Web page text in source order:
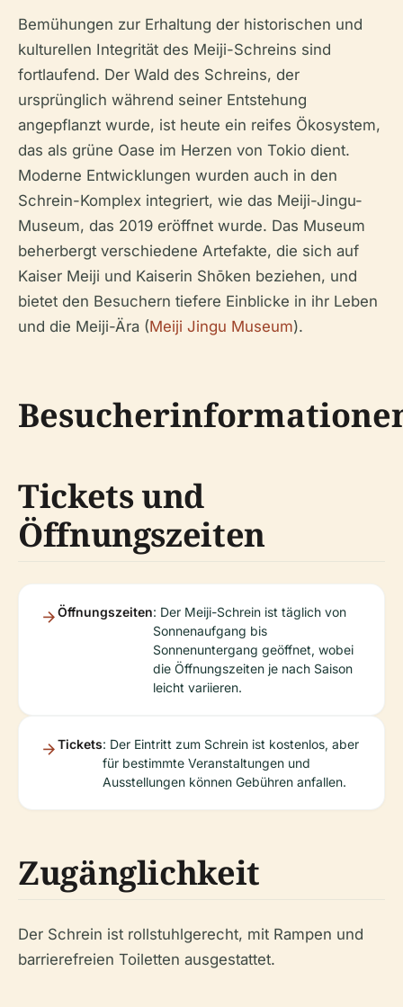
Bemühungen zur Erhaltung der historischen und
kulturellen Integrität des Meiji-Schreins sind
fortlaufend. Der Wald des Schreins, der
ursprünglich während seiner Entstehung
angepflanzt wurde, ist heute ein reifes Ökosystem,
das als grüne Oase im Herzen von Tokio dient.
Moderne Entwicklungen wurden auch in den
Schrein-Komplex integriert, wie das Meiji-Jingu-
Museum, das 2019 eröffnet wurde. Das Museum
beherbergt verschiedene Artefakte, die sich auf
Kaiser Meiji und Kaiserin Shōken beziehen, und
bietet den Besuchern tiefere Einblicke in ihr Leben
und die Meiji-Ära (Meiji Jingu Museum).
Tickets und
Öffnungszeiten
Öffnungszeiten: Der Meiji-Schrein ist täglich von
Sonnenaufgang bis
Sonnenuntergang geöffnet, wobei
die Öffnungszeiten je nach Saison
leicht variieren.
Tickets: Der Eintritt zum Schrein ist kostenlos, aber
für bestimmte Veranstaltungen und
Ausstellungen können Gebühren anfallen.
Zugänglichkeit
Der Schrein ist rollstuhlgerecht, mit Rampen und
barrierefreien Toiletten ausgestattet.